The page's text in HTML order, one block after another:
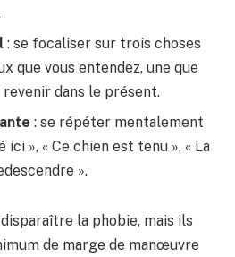
: se focaliser sur trois choses
que vous entendez, une que
dans le présent.
: se répéter mentalement
ici », « Ce chien est tenu », « La
».
la phobie, mais ils
de marge de manœuvre